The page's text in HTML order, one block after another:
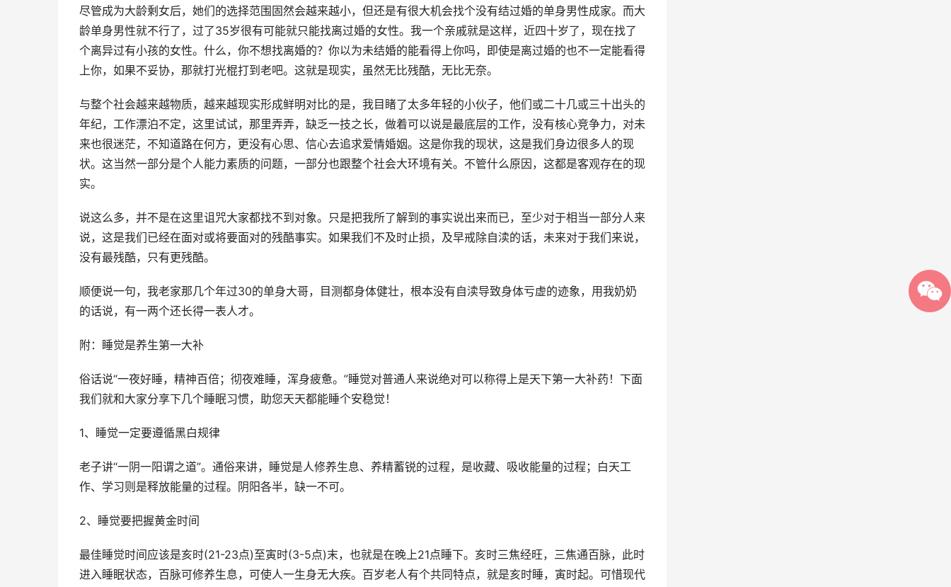
尽管成为大龄剩女后，她们的选择范围固然会越来越小，但还是有很大机会找个没有结过婚的单身男性成家。而大
龄单身男性就不行了，过了35岁很有可能就只能找离过婚的女性。我一个亲戚就是这样，近四十岁了，现在找了
个离异过有小孩的女性。什么，你不想找离婚的？你以为未结婚的能看得上你吗，即使是离过婚的也不一定能看得
上你，如果不妥协，那就打光棍打到老吧。这就是现实，虽然无比残酷，无比无奈。
与整个社会越来越物质，越来越现实形成鲜明对比的是，我目睹了太多年轻的小伙子，他们或二十几或三十出头的
年纪，工作漂泊不定，这里试试，那里弄弄，缺乏一技之长，做着可以说是最底层的工作，没有核心竞争力，对未
来也很迷茫，不知道路在何方，更没有心思、信心去追求爱情婚姻。这是你我的现状，这是我们身边很多人的现
状。这当然一部分是个人能力素质的问题，一部分也跟整个社会大环境有关。不管什么原因，这都是客观存在的现
实。
说这么多，并不是在这里诅咒大家都找不到对象。只是把我所了解到的事实说出来而已，至少对于相当一部分人来
说，这是我们已经在面对或将要面对的残酷事实。如果我们不及时止损，及早戒除自渎的话，未来对于我们来说，
没有最残酷，只有更残酷。
顺便说一句，我老家那几个年过30的单身大哥，目测都身体健壮，根本没有自渎导致身体亏虚的迹象，用我奶奶
的话说，有一两个还长得一表人才。
附：睡觉是养生第一大补
俗话说“一夜好睡，精神百倍；彻夜难睡，浑身疲惫。”睡觉对普通人来说绝对可以称得上是天下第一大补药！下面
我们就和大家分享下几个睡眠习惯，助您天天都能睡个安稳觉！
1、睡觉一定要遵循黑白规律
老子讲“一阴一阳谓之道”。通俗来讲，睡觉是人修养生息、养精蓄锐的过程，是收藏、吸收能量的过程；白天工
作、学习则是释放能量的过程。阴阳各半，缺一不可。
2、睡觉要把握黄金时间
最佳睡觉时间应该是亥时(21-23点)至寅时(3-5点)末，也就是在晚上21点睡下。亥时三焦经旺，三焦通百脉，此时
进入睡眠状态，百脉可修养生息，可使人一生身无大疾。百岁老人有个共同特点，就是亥时睡，寅时起。可惜现代